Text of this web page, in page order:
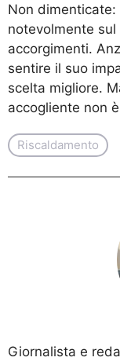
Non dimenticate:
notevolmente
accorgimenti.
sentire il suo
scelta migliore.
accogliente non
Riscaldamento
Giornalista e